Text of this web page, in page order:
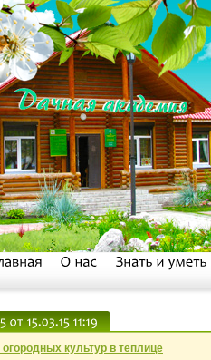
культур в теплице